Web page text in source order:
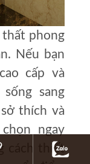
thất phong
Nếu bạn
cấp và
sang
thích và
ngay
cách thiết